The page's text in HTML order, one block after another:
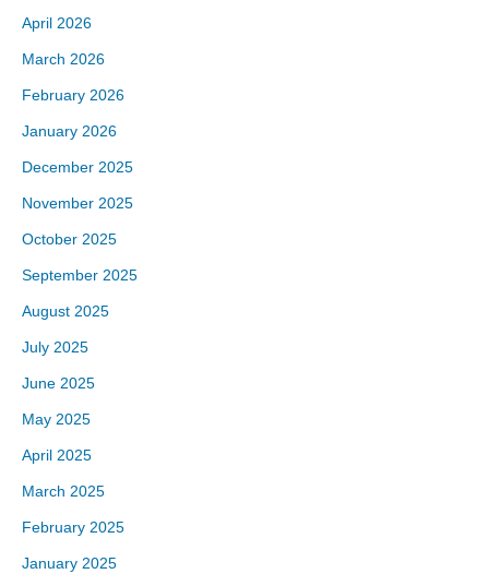
April 2026
March 2026
February 2026
January 2026
December 2025
November 2025
October 2025
September 2025
August 2025
July 2025
June 2025
May 2025
April 2025
March 2025
February 2025
January 2025